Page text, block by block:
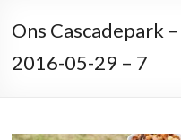
Ons Cascadepark
2016-05-29 – 7